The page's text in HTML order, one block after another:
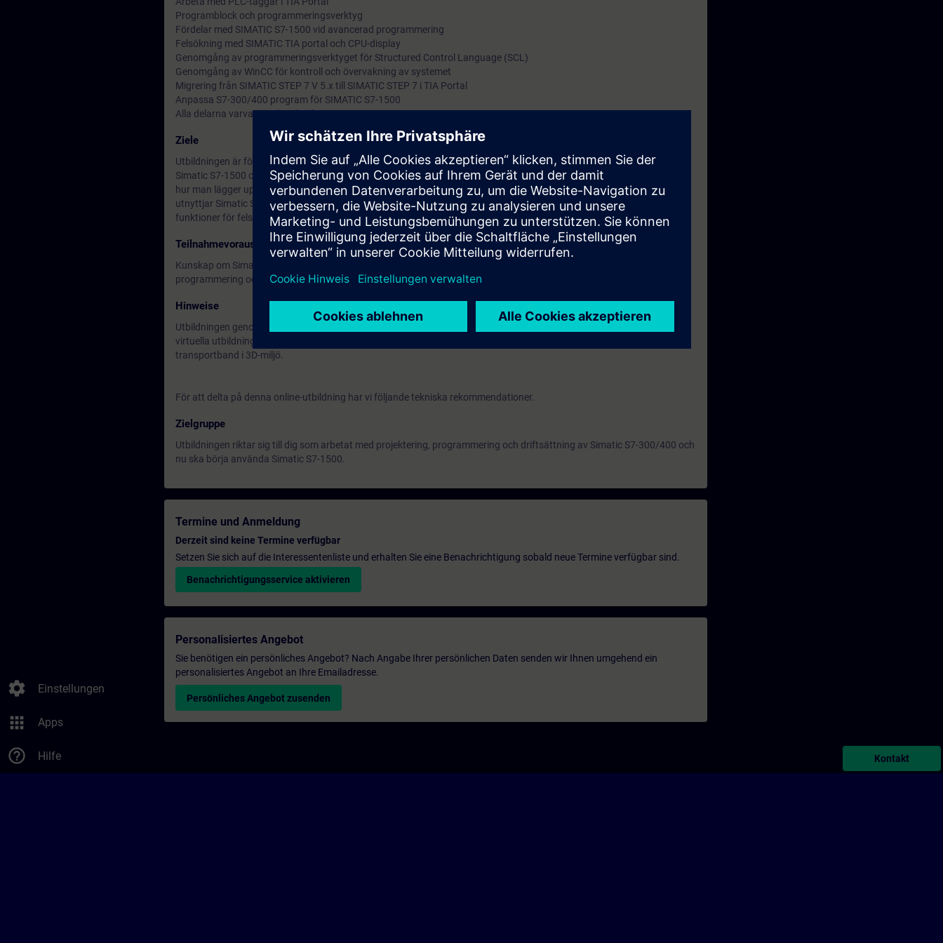
settings Einstellungen
apps Apps
help_outline Hilfe
Programblock och programmeringsverktyg
Fördelar med SIMATIC S7-1500 vid avancerad programmering
Felsökning med SIMATIC TIA portal och CPU-display
Genomgång av programmeringsverktyget för Structured Control Language (SCL)
Genomgång av WinCC för kontroll och övervakning av systemet
Migrering från SIMATIC STEP 7 V 5.x till SIMATIC STEP 7 i TIA Portal
Anpassa S7-300/400 program för SIMATIC S7-1500
Alla delarna varvas med praktiska övningar
Ziele
Utbildningen är för dig som har erfarenhet av Simatic S7-300/400 och Step7 V5.4/V5.5 och nu ska börja arbeta med
Simatic S7-1500 och TIA Portal. Vi går igenom vad man behöver tänka på vid migrering av befintliga projekt men även
hur man lägger upp nya projekt. Vi tittar på skillnader mellan Simatic S7-300 och Simatic S7-1500 och hur man effektivt
utnyttjar Simatic S7-1500 med till exempel optimerade block, indexerad adressering av array och slice-adressering. Nya
funktioner för felsökning såsom trace-funktionen provar vi också på.
Teilnahmevoraussetzung
Kunskap om Simatic S7 och Step 7 motsvarande vår utbildning Simatic S7 programmering 1 och praktisk erfarenhet av
programmering och/eller drifttagning av Simatic S7-300/400.
Hinweise
Utbildningen genomförs på svenska med material på engelska. Praktiska övningar genomförs med TIA Portal i vår
virtuella utbildningsmiljö. Denna består av Simatic S7-1500 automationssystem, Comfortpanel TP700 och ett virtuellt
transportband i 3D-miljö.
För att delta på denna online-utbildning har vi följandetekniska rekommendationer.
Zielgruppe
Utbildningen riktar sig till dig som arbetat med projektering, programmering och driftsättning av Simatic S7-300/400 och
nu ska börja använda Simatic S7-1500.
Termine und Anmeldung
Derzeit sind keine Termine verfügbar
Setzen Sie sich auf die Interessentenliste und erhalten Sie eine Benachrichtigung sobald neue Termine verfügbar sind.
Benachrichtigungsservice aktivieren
Personalisiertes Angebot
Sie benötigen ein persönliches Angebot? Nach Angabe Ihrer persönlichen Daten senden wir Ihnen umgehend ein
personalisiertes Angebot an Ihre Emailadresse.
Persönliches Angebot zusenden
Kontakt